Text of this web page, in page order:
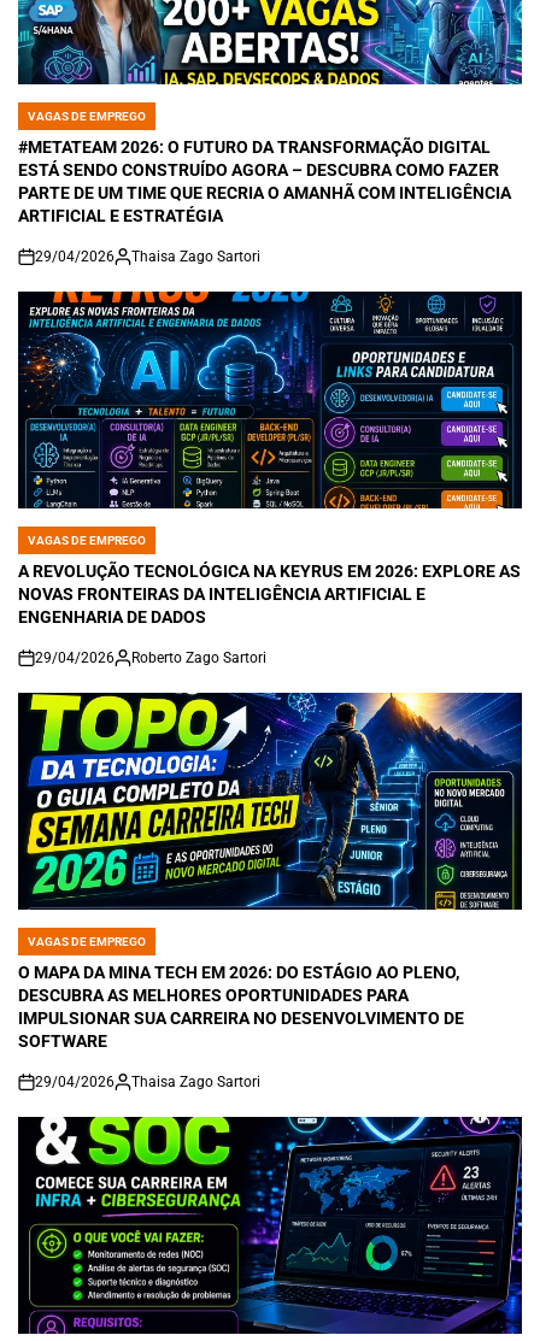
POSTED
IN
VAGAS DE EMPREGO
#METATEAM 2026: O FUTURO DA TRANSFORMAÇÃO DIGITAL
ESTÁ SENDO CONSTRUÍDO AGORA – DESCUBRA COMO FAZER
PARTE DE UM TIME QUE RECRIA O AMANHÃ COM INTELIGÊNCIA
ARTIFICIAL E ESTRATÉGIA
on
29/04/2026 Thaisa Zago Sartori
POSTED
IN
VAGAS DE EMPREGO
A REVOLUÇÃO TECNOLÓGICA NA KEYRUS EM 2026: EXPLORE AS
NOVAS FRONTEIRAS DA INTELIGÊNCIA ARTIFICIAL E
ENGENHARIA DE DADOS
on
29/04/2026 Roberto Zago Sartori
POSTED
IN
VAGAS DE EMPREGO
O MAPA DA MINA TECH EM 2026: DO ESTÁGIO AO PLENO,
DESCUBRA AS MELHORES OPORTUNIDADES PARA
IMPULSIONAR SUA CARREIRA NO DESENVOLVIMENTO DE
SOFTWARE
on
29/04/2026 Thaisa Zago Sartori